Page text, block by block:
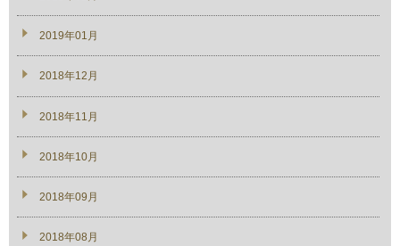
2019年01月
2018年12月
2018年11月
2018年10月
2018年09月
2018年08月